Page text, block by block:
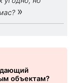
»
объектам?